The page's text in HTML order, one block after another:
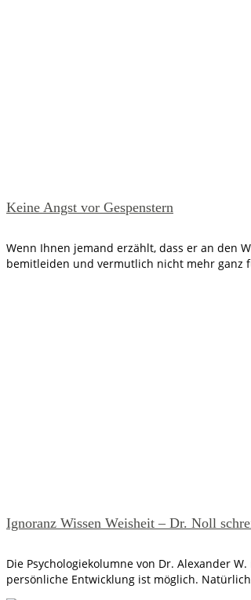
Keine Angst vor Gespenstern
Wenn Ihnen jemand erzählt, dass er an den
bemitleiden und vermutlich nicht mehr ganz
Ignoranz Wissen Weisheit – Dr. Noll
Die Psychologiekolumne von Dr. Alexander
persönliche Entwicklung ist möglich.